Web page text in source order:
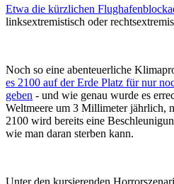
Etwa die kürzlichen
linksextremistisch oder
Noch so eine abenteuerliche
es 2100 auf der Erde Platz für nur
geben - und wie genau wurde es
Weltmeere um 3 Millimeter jährlich,
2100 wird bereits eine
wie man daran sterben kann.
Unter den kursierenden